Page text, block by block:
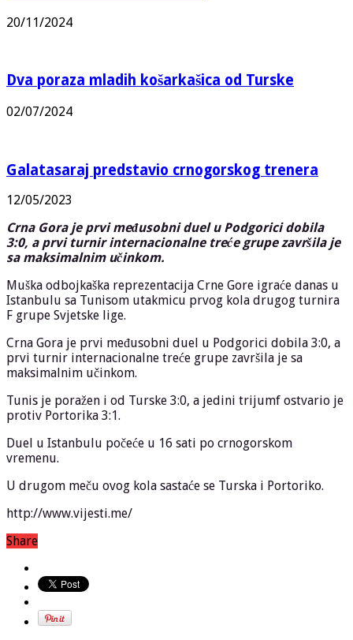
20/11/2024
Dva poraza mladih košarkašica od Turske
02/07/2024
Galatasaraj predstavio crnogorskog trenera
12/05/2023
Crna Gora je prvi međusobni duel u Podgorici dobila
3:0, a prvi turnir internacionalne treće grupe završila je
sa maksimalnim učinkom.
Muška odbojkaška reprezentacija Crne Gore igraće danas u
Istanbulu sa Tunisom utakmicu prvog kola drugog turnira
F grupe Svjetske lige.
Crna Gora je prvi međusobni duel u Podgorici dobila 3:0, a
prvi turnir internacionalne treće grupe završila je sa
maksimalnim učinkom.
Tunis je poražen i od Turske 3:0, a jedini trijumf ostvario je
protiv Portorika 3:1.
Duel u Istanbulu počeće u 16 sati po crnogorskom
vremenu.
U drugom meču ovog kola sastaće se Turska i Portoriko.
http://www.vijesti.me/
Share